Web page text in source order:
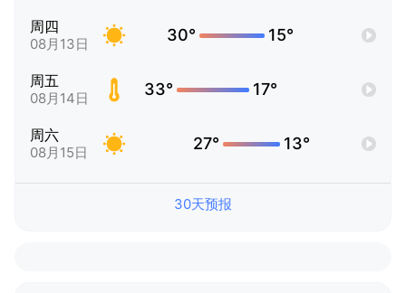
周四
08月13日 30° 15°
周五
08月14日 33° 17°
周六
08月15日 27° 13°
30天预报